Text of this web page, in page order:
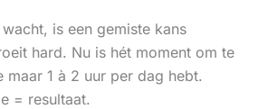
is een gemiste kans
hard. Nu is hét moment om te
maar 1 à 2 uur per dag hebt.
= resultaat.